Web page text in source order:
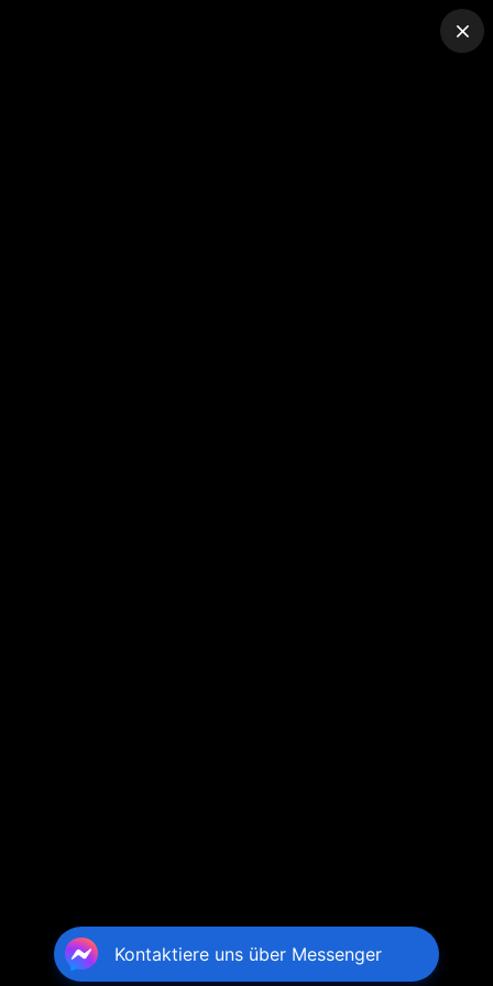
Kontaktiere uns über Messenger